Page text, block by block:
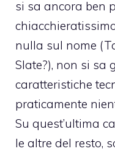
si sa ancora ben
nulla sul nome
Slate?), non si sa
caratteristiche
praticamente
Su quest’ultima
le altre del resto,